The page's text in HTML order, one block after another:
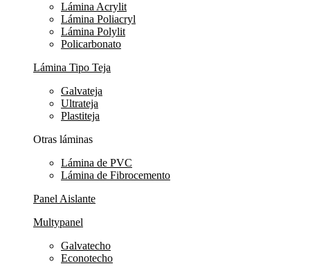
Lámina Acrylit
Lámina Poliacryl
Lámina Polylit
Policarbonato
Lámina Tipo Teja
Galvateja
Ultrateja
Plastiteja
Otras láminas
Lámina de PVC
Lámina de Fibrocemento
Panel Aislante
Multypanel
Galvatecho
Econotecho